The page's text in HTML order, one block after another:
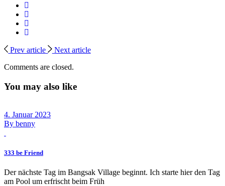
Prev article
Next article
Comments are closed.
You may also like
4. Januar 2023
By benny
333 be Friend
Der nächste Tag im Bangsak Village beginnt. Ich starte hier den Tag
am Pool um erfrischt beim Früh